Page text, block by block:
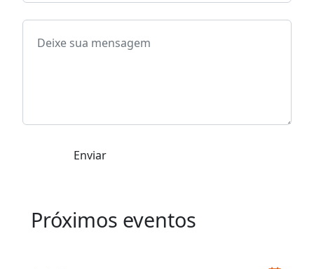
Enviar
Próximos eventos